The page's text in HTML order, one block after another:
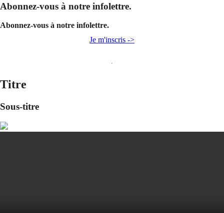
Abonnez-vous à notre infolettre.
Abonnez-vous à notre infolettre.
Je m'inscris ->
Titre
Sous-titre